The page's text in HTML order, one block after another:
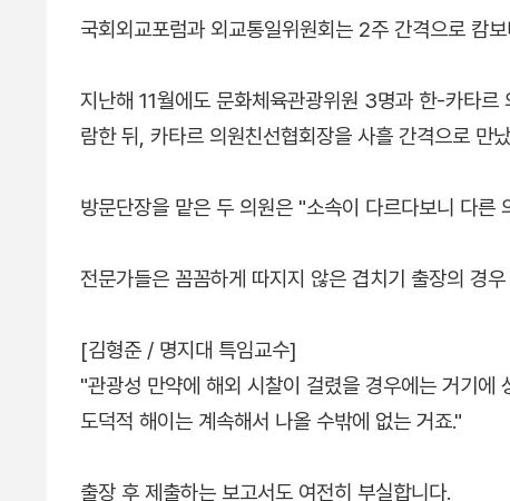
국회외교포럼과 외교통일위원회는 2주 간격으로 캄
지난해 11월에도 문화체육관광위원 3명과 한-카타
람한 뒤, 카타르 의원친선협회장을 사흘 간격으로 만
방문단장을 맡은 두 의원은 "소속이 다르다보니 다른
전문가들은 꼼꼼하게 따지지 않은 겹치기 출장의 경
[김형준 / 명지대 특임교수]
"관광성 만약에 해외 시찰이 걸렸을 경우에는 거기에
도덕적 해이는 계속해서 나올 수밖에 없는 거죠."
출장 후 제출하는 보고서도 여전히 부실합니다.